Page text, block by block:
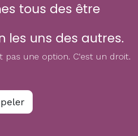
tous des être
les uns des autres.
pas une option. C'est un droit.